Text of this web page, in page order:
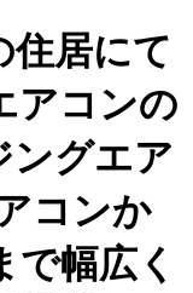
住居にて
アコンの
ングエア
コンか
で幅広く